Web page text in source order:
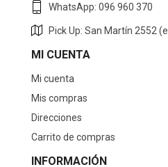
WhatsApp: 096 960 370
Pick Up: San Martín 2552
MI CUENTA
Mi cuenta
Mis compras
Direcciones
Carrito de compras
INFORMACIÓN